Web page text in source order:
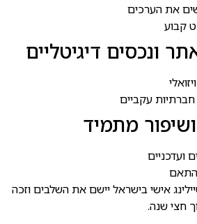
את הערכים
קבוע
עקביים
ועדכניים
אישי בישראל יישם את השלבים וזכה